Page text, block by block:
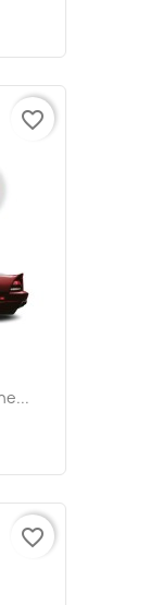
favorite_border
favorite_border